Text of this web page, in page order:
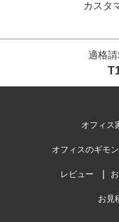
カスタ
適格
オフィス
オフィスのギモン
レビュー
お見